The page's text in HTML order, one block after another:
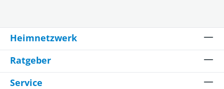
Heimnetzwerk
Ratgeber
Service